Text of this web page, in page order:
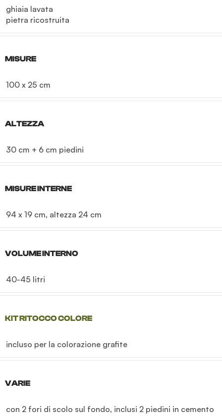
ghiaia lavata
pietra ricostruita
MISURE
100 x 25 cm
ALTEZZA
30 cm + 6 cm piedini
MISURE INTERNE
94 x 19 cm, altezza 24 cm
VOLUME INTERNO
40-45 litri
KIT RITOCCO COLORE
incluso per la colorazione grafite
VARIE
con 2 fori di scolo sul fondo, inclusi 2 piedini in cemento